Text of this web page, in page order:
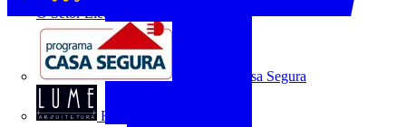
O Setor Elétrico
Programa Casa Segura
Revista Lume Arquitetura